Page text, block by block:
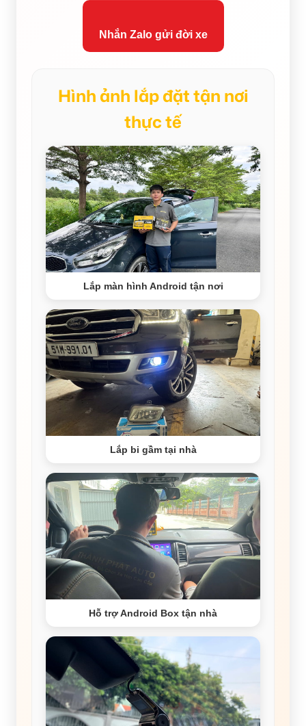
Nhắn Zalo gửi đời xe
Hình ảnh lắp đặt tận nơi
thực tế
Lắp màn hình Android tận nơi
Lắp bi gầm tại nhà
Hỗ trợ Android Box tận nhà